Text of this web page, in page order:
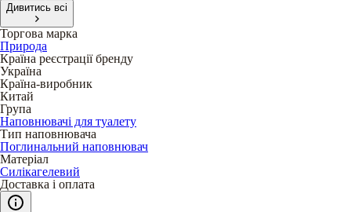
Дивитись всі
Торгова марка
Природа
Країна реєстрації бренду
Україна
Країна-виробник
Китай
Група
Наповнювачі для туалету
Тип наповнювача
Поглинальний наповнювач
Матеріал
Силікагелевий
Доставка і оплата